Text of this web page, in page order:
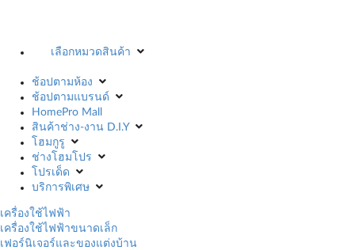
เลือกหมวดสินค้า
ช้อปตามห้อง
ช้อปตามแบรนด์
HomePro Mall
สินค้าช่าง-งาน D.I.Y
โฮมกูรู
ช่างโฮมโปร
โปรเด็ด
บริการพิเศษ
เครื่องใช้ไฟฟ้า
เครื่องใช้ไฟฟ้าขนาดเล็ก
เฟอร์นิเจอร์และของแต่งบ้าน